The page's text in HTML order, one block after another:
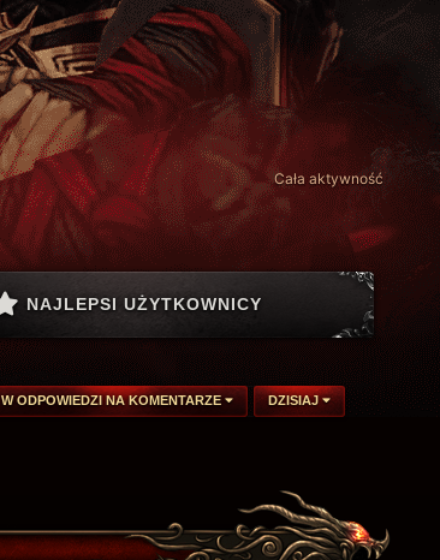
Cała aktywność
NAJLEPSI UŻYTKOWNICY
W ODPOWIEDZI NA KOMENTARZE DZISIAJ